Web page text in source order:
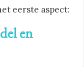
eerste aspect:
en